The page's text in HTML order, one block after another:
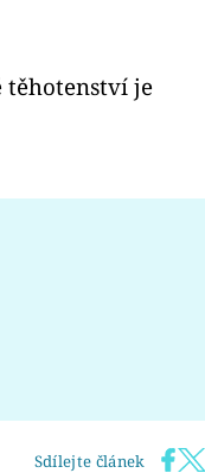
těhotenství je
Sdílejte článek